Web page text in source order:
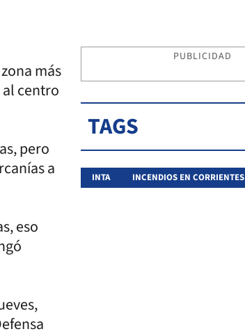
más
centro
pero
a
eso
PUBLICIDAD
TAGS
INTA INCENDIOS EN CORRIENTES